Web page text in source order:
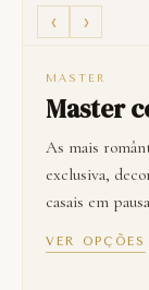
‹ ›
MASTER
Master
As mais
exclusiva,
casais em
VER OPÇÕES